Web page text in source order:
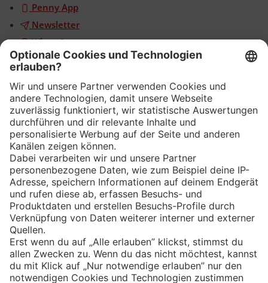
Penny App
Newsletter
WhatsApp
App
Eishockey